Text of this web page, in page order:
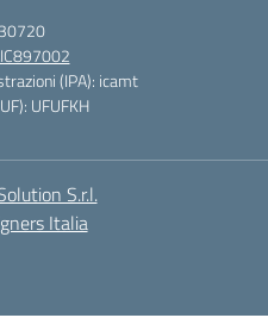
(IPA): icamt
UFUFKH
S.r.l.
Italia